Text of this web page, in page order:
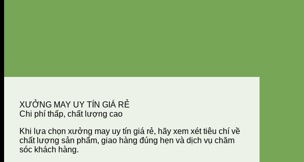
XƯỞNG MAY UY TÍN GIÁ RẺ
Chi phí thấp, chất lượng cao
Khi lựa chọn xưởng may uy tín giá rẻ, hãy xem xét tiêu chí về
chất lượng sản phẩm, giao hàng đúng hẹn và dịch vụ chăm
sóc khách hàng.